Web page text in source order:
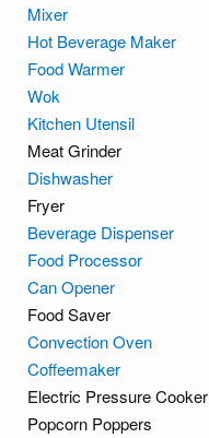
Mixer
Hot Beverage Maker
Food Warmer
Wok
Kitchen Utensil
Meat Grinder
Dishwasher
Fryer
Beverage Dispenser
Food Processor
Can Opener
Food Saver
Convection Oven
Coffeemaker
Electric Pressure Cooker
Popcorn Poppers